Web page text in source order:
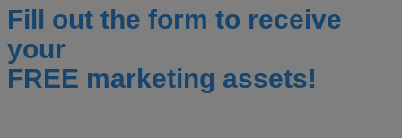
Fill out the form to receive
your
FREE marketing assets!